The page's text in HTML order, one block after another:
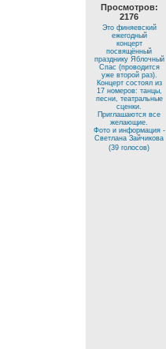
Просмотров:
2176
Это финяевский
ежегодный
концерт
посвящённый
празднику Яблочный
Спас (проводится
уже второй раз).
Концерт состоял из
17 номеров: танцы,
песни, театральные
сценки.
Приглашаются все
желающие.
Фото и информация -
Светлана Зайчикова
(39 голосов)